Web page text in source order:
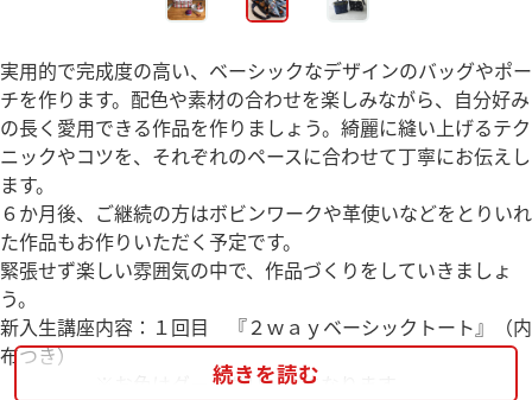
実用的で完成度の高い、ベーシックなデザインのバッグやポー
チを作ります。配色や素材の合わせを楽しみながら、自分好み
の長く愛用できる作品を作りましょう。綺麗に縫い上げるテク
ニックやコツを、それぞれのペースに合わせて丁寧にお伝えし
ます。
６か月後、ご継続の方はボビンワークや革使いなどをとりいれ
た作品もお作りいただく予定です。
緊張せず楽しい雰囲気の中で、作品づくりをしていきましょ
う。
新入生講座内容：１回目 『２ｗａｙベーシックトート』（内
布つき）
※お色はダークグリーンになります
続きを読む